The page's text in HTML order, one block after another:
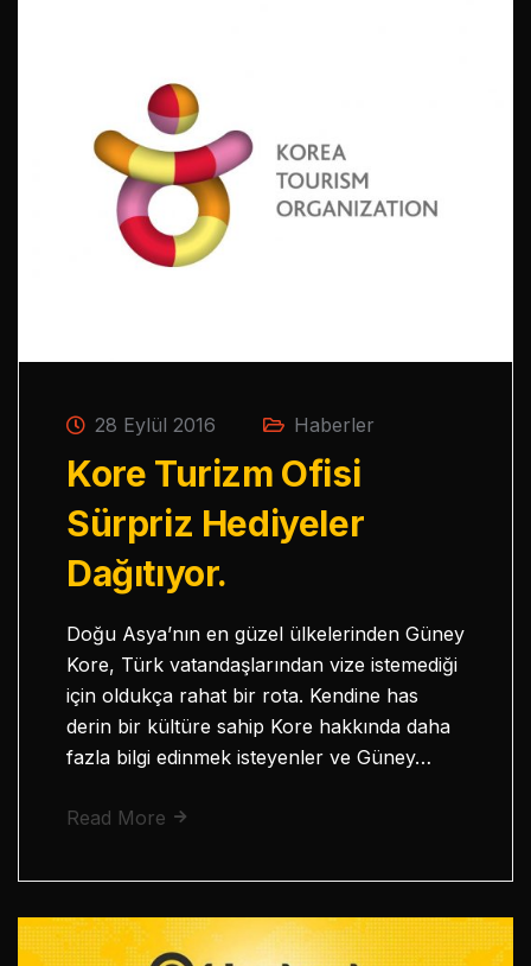
28 Eylül 2016 Haberler
Kore Turizm Ofisi
Sürpriz Hediyeler
Dağıtıyor.
Doğu Asya’nın en güzel ülkelerinden Güney
Kore, Türk vatandaşlarından vize istemediği
için oldukça rahat bir rota. Kendine has
derin bir kültüre sahip Kore hakkında daha
fazla bilgi edinmek isteyenler ve Güney…
Read More